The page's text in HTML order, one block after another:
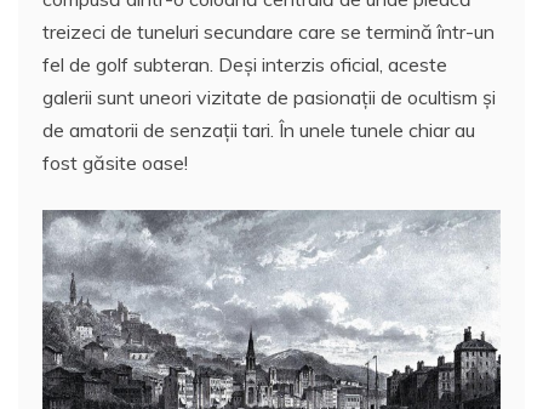
e
b
o
o
k
er l
s
A
p
p
e
st
aj
e
a
z
treizeci de tuneluri secundare care se termină într-un
fel de golf subteran. Deși interzis oficial, aceste
galerii sunt uneori vizitate de pasionații de ocultism şi
de amatorii de senzaţii tari. În unele tunele chiar au
fost găsite oase!